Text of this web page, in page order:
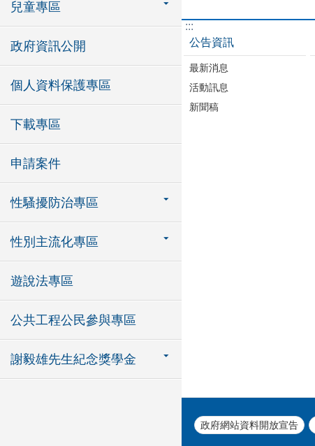
兒童專區
政府資訊公開
個人資料保護專區
下載專區
申請案件
性騷擾防治專區
性別主流化專區
遊說法專區
公共工程公民參與專區
謝毅雄先生紀念獎學金
:::
公告資訊
最新消息
活動訊息
新聞稿
政府網站資料開放宣告